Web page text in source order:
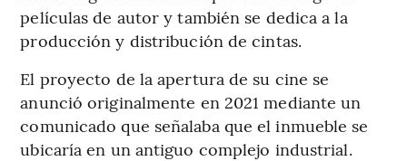
películas de autor y también se dedica a la
producción y distribución de cintas.
El proyecto de la apertura de su cine se
anunció originalmente en 2021 mediante un
comunicado que señalaba que el inmueble se
ubicaría en un antiguo complejo industrial.